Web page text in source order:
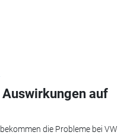
auf
die Probleme bei VW